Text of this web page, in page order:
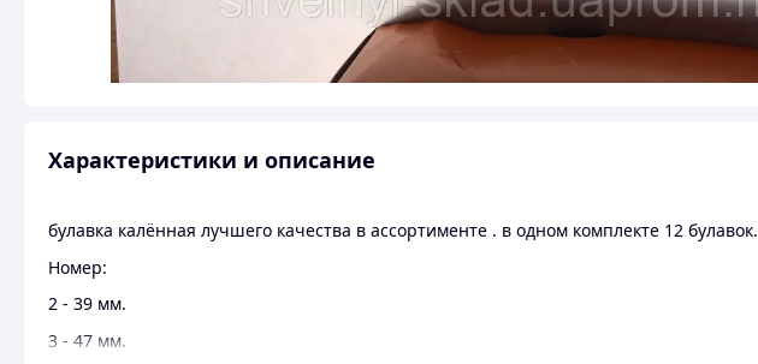
Характеристики и описание
булавка калённая лучшего качества в ассортименте . в одном комплекте 12 булавок.
Номер:
2 - 39 мм.
3 - 47 мм.